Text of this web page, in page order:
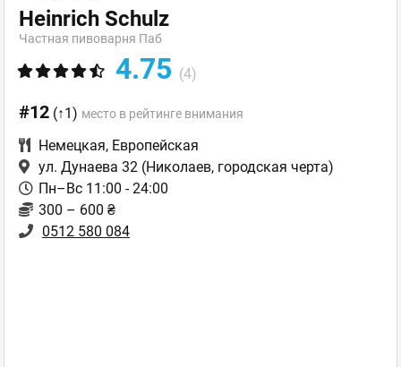
Heinrich Schulz
Частная пивоварня Паб
4.75 (4)
#12 (↑1) место в рейтинге внимания
Немецкая, Европейская
ул. Дунаева 32 (Николаев, городская черта)
Пн–Вс 11:00 - 24:00
300 – 600 ₴
0512 580 084